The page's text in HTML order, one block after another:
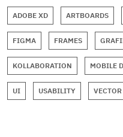
ADOBE XD ARTBOARDS
FIGMA FRAMES
KOLLABORATION MOBILE
UI USABILITY VECTOR